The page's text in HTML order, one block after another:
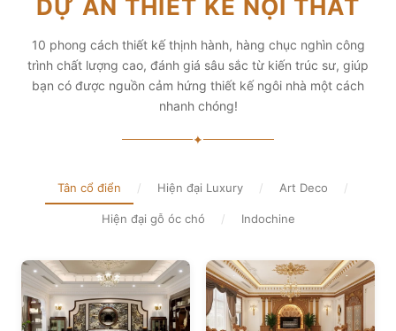
diện tích và thẩm mỹ
Xem chi tiết
DỰ ÁN THIẾT KẾ NỘI THẤT
10 phong cách thiết kế thịnh hành, hàng chục nghìn công
trình chất lượng cao, đánh giá sâu sắc từ kiến trúc sư, giúp
bạn có được nguồn cảm hứng thiết kế ngôi nhà một cách
nhanh chóng!
✦
Tân cổ điển / Hiện đại Luxury / Art Deco /
Hiện đại gỗ óc chó / Indochine